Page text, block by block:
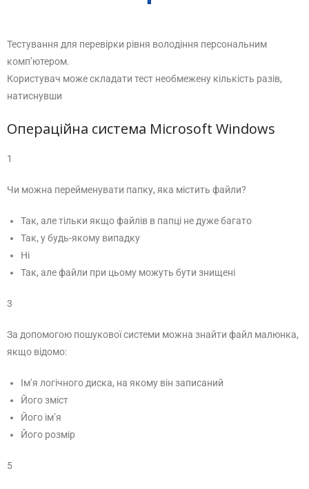
Тестування для перевірки рівня володіння персональним
комп’ютером.
Користувач може складати тест необмежену кількість разів,
натиснувши
Операційна система Microsoft Windows
1
Чи можна перейменувати папку, яка містить файли?
Так, але тільки якщо файлів в папці не дуже багато
Так, у будь-якому випадку
Ні
Так, але файли при цьому можуть бути знищені
3
За допомогою пошукової системи можна знайти файл малюнка,
якщо відомо:
Ім’я логічного диска, на якому він записаний
Його зміст
Його ім’я
Його розмір
5